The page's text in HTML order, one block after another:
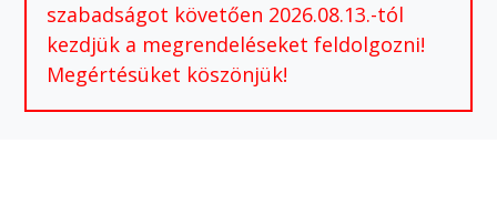
szabadságot követően 2026.08.13.-tól
kezdjük a megrendeléseket feldolgozni!
Megértésüket köszönjük!